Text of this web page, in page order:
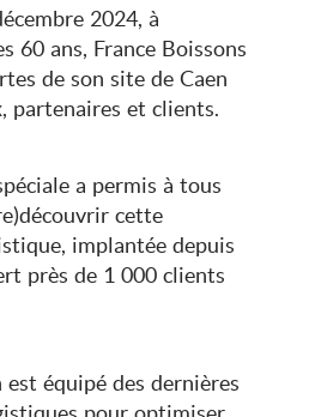
2024, à
60 ans, France Boissons
de son site de Caen
partenaires et clients.
a permis à tous
cette
implantée depuis
près de 1 000 clients
est équipé des dernières